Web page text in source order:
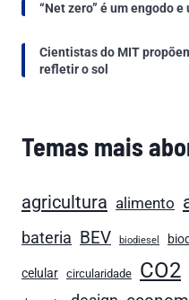
“Net zero” é um engodo
Cientistas do MIT
refletir o sol
Temas mais
agricultura alimento
bateria BEV biodiesel
celular circularidade CO2